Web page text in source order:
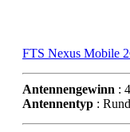
FTS Nexus Mobile
Antennengewinn :
Antennentyp :